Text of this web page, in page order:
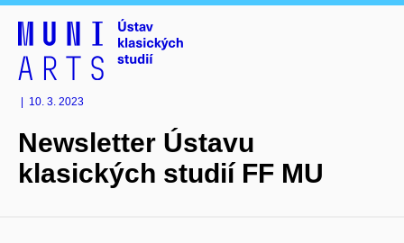
10. 3. 2023
Newsletter Ústavu
klasických studií FF MU